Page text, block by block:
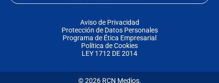
Aviso de Privacidad
Protección de Datos Personales
Programa de Ética Empresarial
Política de Cookies
LEY 1712 DE 2014
© 2026 RCN Medios.